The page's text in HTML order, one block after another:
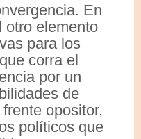
En
otro elemento
para los
corra el
por un
de
opositor,
políticos que